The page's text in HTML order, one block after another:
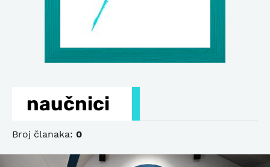
naučnici
Broj članaka: 0